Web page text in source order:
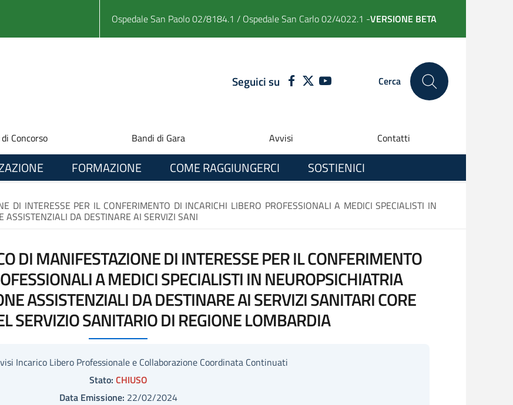
Ospedale San Paolo 02/8184.1 / Ospedale San Carlo 02/4022.1 -VERSIONE BETA
Seguici suFACEBOOK
TWITTERYOUTUBE Cerca
Concorso Bandi di Gara Avvisi Contatti
FORMAZIONE COME RAGGIUNGERCI SOSTIENICI
DI INTERESSE PER IL CONFERIMENTO DI INCARICHI LIBERO PROFESSIONALI A MEDICI SPECIALISTI IN
ASSISTENZIALI DA DESTINARE AI SERVIZI SANI
DI MANIFESTAZIONE DI INTERESSE PER IL CONFERIMENTO
A MEDICI SPECIALISTI IN NEUROPSICHIATRIA
ASSISTENZIALI DA DESTINARE AI SERVIZI SANITARI CORE
SERVIZIO SANITARIO DI REGIONE LOMBARDIA
Incarico Libero Professionale e Collaborazione Coordinata Continuati
Stato: CHIUSO
Data Emissione: 22/02/2024